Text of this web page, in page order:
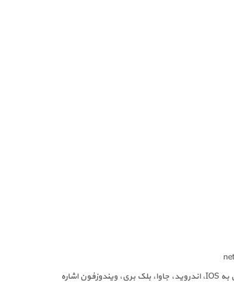
از مهمترین پلتفرم های سیستم عاملی کامپیوتر می توان به ویندوز، Mac Os، لینوکس، Sun Os، و از مهمترین پلتفرم های سیستم عامل موبایل می توان به IOS، اندروید، جاوا، بلک بری، ویندوزفون اشاره